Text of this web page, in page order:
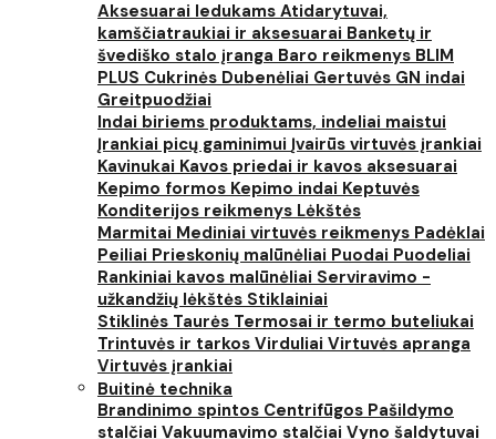
Aksesuarai ledukams Atidarytuvai,
kamščiatraukiai ir aksesuarai Banketų ir
švediško stalo įranga Baro reikmenys BLIM
PLUS Cukrinės Dubenėliai Gertuvės GN indai
Greitpuodžiai
Indai biriems produktams, indeliai maistui
Įrankiai picų gaminimui Įvairūs virtuvės įrankiai
Kavinukai Kavos priedai ir kavos aksesuarai
Kepimo formos Kepimo indai Keptuvės
Konditerijos reikmenys Lėkštės
Marmitai Mediniai virtuvės reikmenys Padėklai
Peiliai Prieskonių malūnėliai Puodai Puodeliai
Rankiniai kavos malūnėliai Serviravimo -
užkandžių lėkštės Stiklainiai
Stiklinės Taurės Termosai ir termo buteliukai
Trintuvės ir tarkos Virduliai Virtuvės apranga
Virtuvės įrankiai
Buitinė technika
Brandinimo spintos Centrifūgos Pašildymo
stalčiai Vakuumavimo stalčiai Vyno šaldytuvai